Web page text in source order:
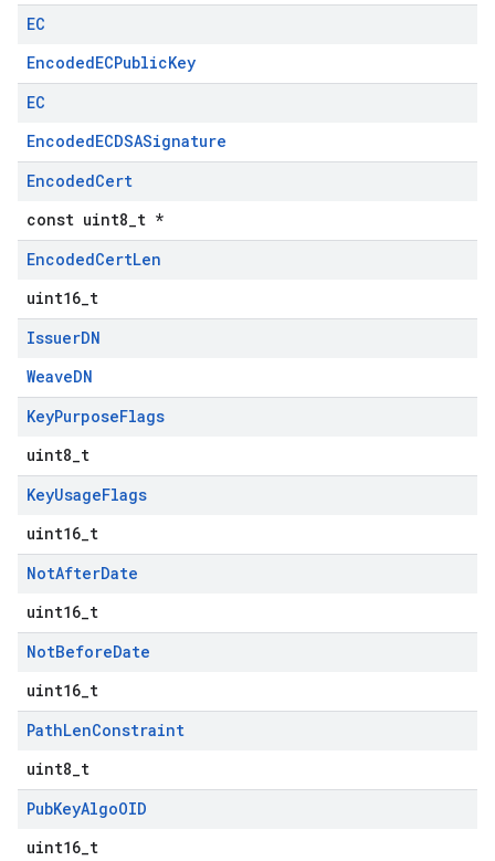
EC
EncodedECPublicKey
EC
EncodedECDSASignature
EncodedCert
const uint8_t *
EncodedCertLen
uint16_t
IssuerDN
WeaveDN
KeyPurposeFlags
uint8_t
KeyUsageFlags
uint16_t
NotAfterDate
uint16_t
NotBeforeDate
uint16_t
PathLenConstraint
uint8_t
PubKeyAlgoOID
uint16_t